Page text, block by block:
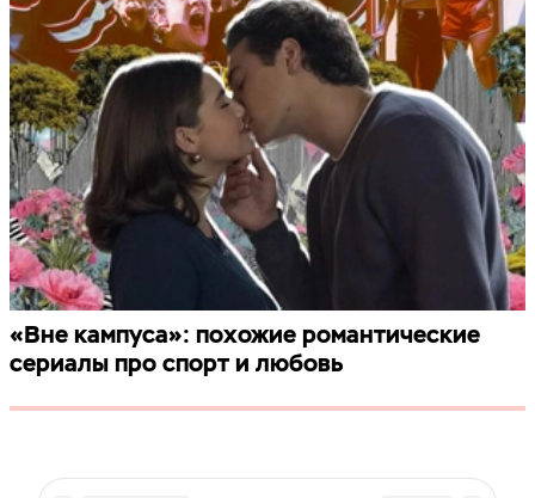
«Вне кампуса»: похожие романтические
сериалы про спорт и любовь